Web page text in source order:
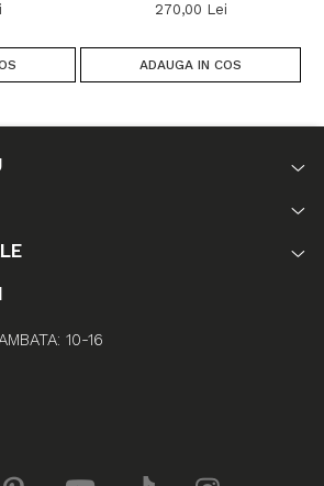
270,00 Lei
ADAUGA IN COS
10-16